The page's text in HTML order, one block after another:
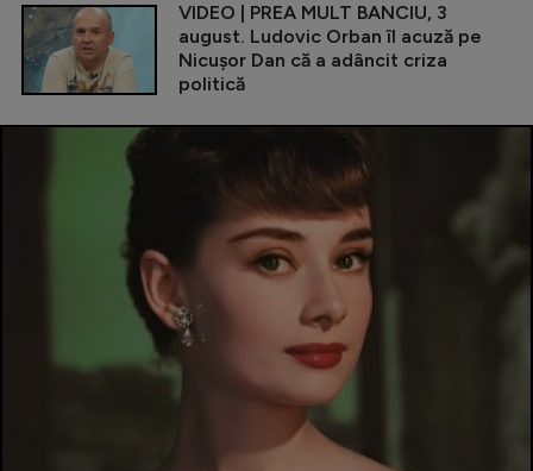
VIDEO | PREA MULT BANCIU, 3
august. Ludovic Orban îl acuză pe
Nicușor Dan că a adâncit criza
politică